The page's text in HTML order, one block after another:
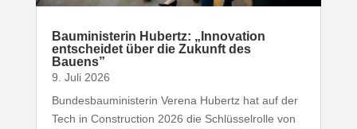
Baumi­nis­terin Hubertz: „Inno­vation
entscheidet über die Zukunft des
Bauens”
9. Juli 2026
Bundesbauministerin Verena Hubertz hat auf der
Tech in Construction 2026 die Schlüsselrolle von